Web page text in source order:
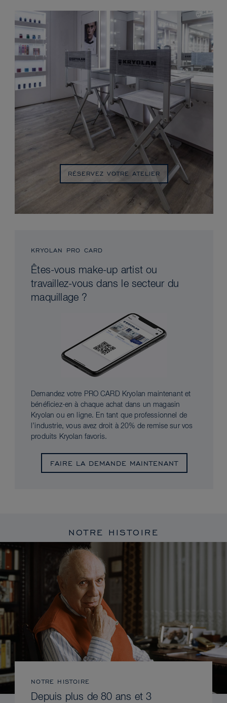
RÉSERVEZ VOTRE ATELIER
KRYOLAN PRO CARD
Êtes-vous make-up artist ou
travaillez-vous dans le secteur du
maquillage ?
Demandez votre PRO CARD Kryolan maintenant et
bénéficiez-en à chaque achat dans un magasin
Kryolan ou en ligne. En tant que professionnel de
l’industrie, vous avez droit à 20% de remise sur vos
produits Kryolan favoris.
FAIRE LA DEMANDE MAINTENANT
NOTRE HISTOIRE
NOTRE HISTOIRE
Depuis plus de 80 ans et 3